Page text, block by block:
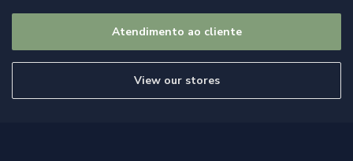
Atendimento ao cliente
View our stores